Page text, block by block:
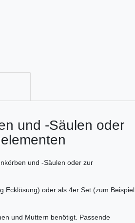
und -Säulen oder
und -Säulen oder zur
Ecklösung) oder als 4er Set (zum Beispiel
und Muttern benötigt. Passende